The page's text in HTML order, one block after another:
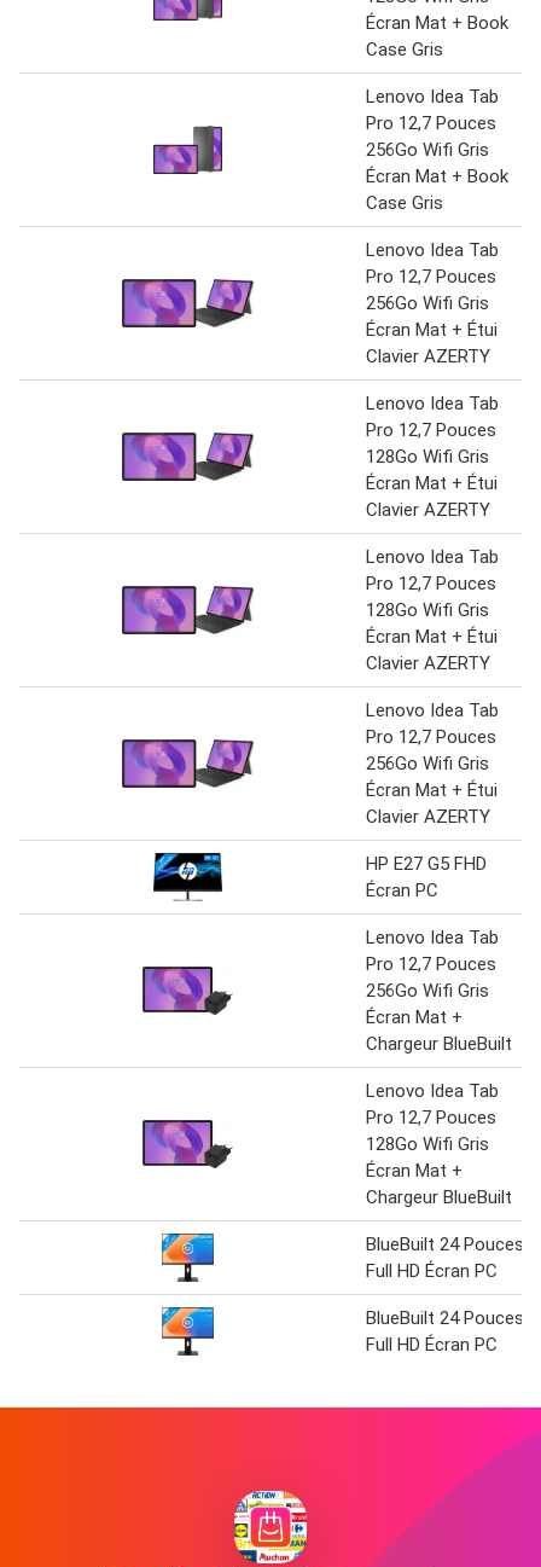
Écran Mat + Book
Case Gris
Lenovo Idea Tab
Pro 12,7 Pouces
256Go Wifi Gris
Écran Mat + Book
Case Gris
Lenovo Idea Tab
Pro 12,7 Pouces
256Go Wifi Gris
Écran Mat + Étui
Clavier AZERTY
Lenovo Idea Tab
Pro 12,7 Pouces
128Go Wifi Gris
Écran Mat + Étui
Clavier AZERTY
Lenovo Idea Tab
Pro 12,7 Pouces
128Go Wifi Gris
Écran Mat + Étui
Clavier AZERTY
Lenovo Idea Tab
Pro 12,7 Pouces
256Go Wifi Gris
Écran Mat + Étui
Clavier AZERTY
HP E27 G5 FHD
Écran PC
Lenovo Idea Tab
Pro 12,7 Pouces
256Go Wifi Gris
Écran Mat +
Chargeur BlueBuilt
Lenovo Idea Tab
Pro 12,7 Pouces
128Go Wifi Gris
Écran Mat +
Chargeur BlueBuilt
BlueBuilt 24 Pouces
Full HD Écran PC
BlueBuilt 24 Pouces
Full HD Écran PC